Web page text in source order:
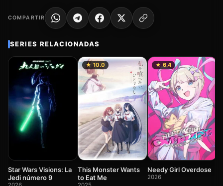
COMPARTIR
SERIES RELACIONADAS
Star Wars Visions: La
Jedi número 9
★ 10.0
This Monster Wants
to Eat Me
★ 6.4
Needy Girl Overdose
2026